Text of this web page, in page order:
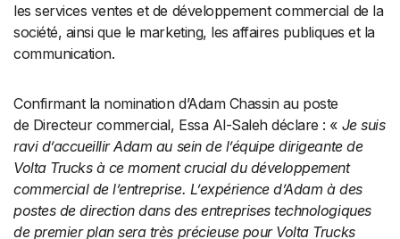
les services ventes et de développement commercial de la
société, ainsi que le marketing, les affaires publiques et la
communication.
Confirmant la nomination d’Adam Chassin au poste
de Directeur commercial, Essa Al-Saleh déclare : « Je suis
ravi d’accueillir Adam au sein de l’équipe dirigeante de
Volta Trucks à ce moment crucial du développement
commercial de l’entreprise. L’expérience d’Adam à des
postes de direction dans des entreprises technologiques
de premier plan sera très précieuse pour Volta Trucks